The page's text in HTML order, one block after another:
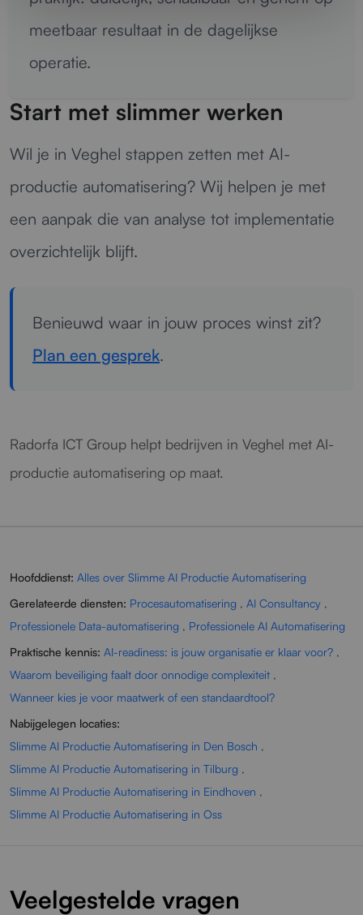
meetbaar resultaat in de dagelijkse
operatie.
Start met slimmer werken
Wil je in Veghel stappen zetten met AI-
productie automatisering? Wij helpen je met
een aanpak die van analyse tot implementatie
overzichtelijk blijft.
Benieuwd waar in jouw proces winst zit?
Plan een gesprek.
Radorfa ICT Group helpt bedrijven in Veghel met AI-
productie automatisering op maat.
Hoofddienst: Alles over Slimme AI Productie Automatisering
Gerelateerde diensten: Procesautomatisering , AI Consultancy ,
Professionele Data-automatisering , Professionele AI Automatisering
Praktische kennis: AI-readiness: is jouw organisatie er klaar voor? ,
Waarom beveiliging faalt door onnodige complexiteit ,
Wanneer kies je voor maatwerk of een standaardtool?
Nabijgelegen locaties:
Slimme AI Productie Automatisering in Den Bosch ,
Slimme AI Productie Automatisering in Tilburg ,
Slimme AI Productie Automatisering in Eindhoven ,
Slimme AI Productie Automatisering in Oss
Veelgestelde vragen